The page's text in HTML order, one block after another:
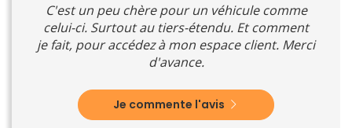
C'est un peu chère pour un véhicule comme
celui-ci. Surtout au tiers-étendu. Et comment
je fait, pour accédez à mon espace client. Merci
d'avance.
Je commente l'avis